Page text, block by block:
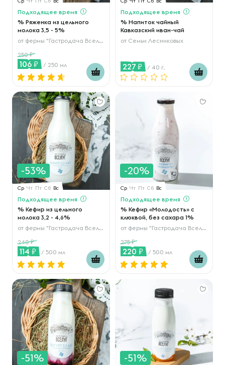
Подходящее время
% Ряженка из цельного
молока 3,5 - 5%
от фермы "Гастродача Вселуг"
250
106 / 250 мл
Подходящее время
% Напиток чайный
Кавказский иван-чай
от Семьи Лесниковых
227 / 40 г.
-53%
Ср Чт Пт Сб Вс
Подходящее время
% Кефир из цельного
молока 3,2 - 4,6%
от фермы "Гастродача Вселуг"
240
114 / 500 мл
-20%
Ср Чт Пт Сб Вс
Подходящее время
% Кефир «Молодость» с
клюквой, без сахара 1%
от фермы "Гастродача Вселуг"
275
220 / 500 мл
-51% -51%